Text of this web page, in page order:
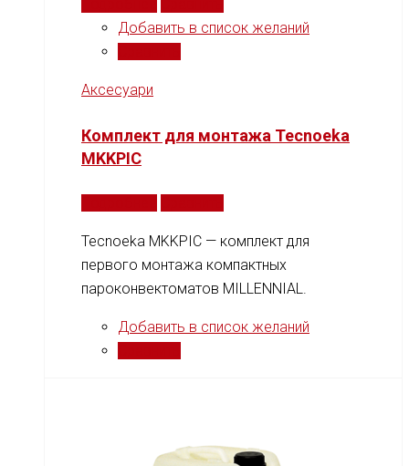
Добавить в список желаний
Аксесуари
Комплект для монтажа Tecnoeka
MKKPIC
Tecnoeka MKKPIC — комплект для
первого монтажа компактных
пароконвектоматов MILLENNIAL.
Добавить в список желаний